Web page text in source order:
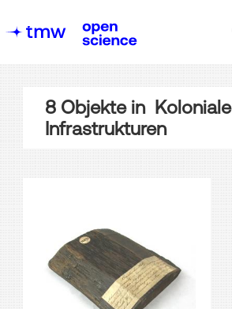
8 Objektein Koloniale
Infrastrukturen